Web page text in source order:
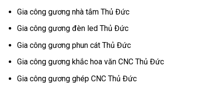
Gia công gương nhà tắm Thủ Đức
Gia công gương đèn led Thủ Đức
Gia công gương phun cát Thủ Đức
Gia công gương khắc hoa văn CNC Thủ Đức
Gia công gương ghép CNC Thủ Đức